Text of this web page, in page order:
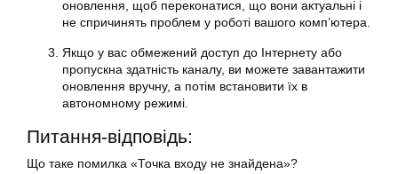
оновлення, щоб переконатися, що вони актуальні і
не спричинять проблем у роботі вашого комп’ютера.
Якщо у вас обмежений доступ до Інтернету або
пропускна здатність каналу, ви можете завантажити
оновлення вручну, а потім встановити їх в
автономному режимі.
Питання-відповідь:
Що таке помилка «Точка входу не знайдена»?